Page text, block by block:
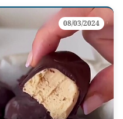
08/03/2024